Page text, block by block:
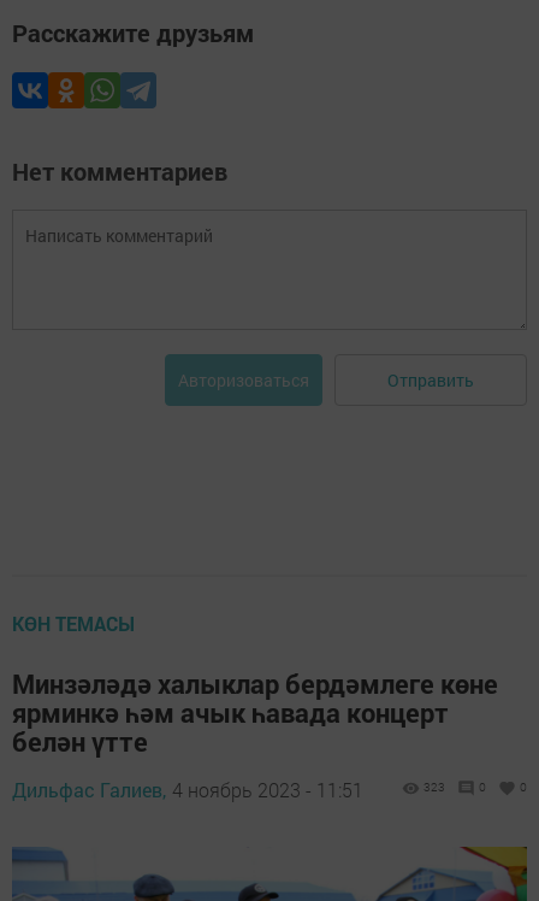
Расскажите друзьям
Нет комментариев
Авторизоваться Отправить
КӨН ТЕМАСЫ
Минзәләдә халыклар бердәмлеге көне
ярминкә һәм ачык һавада концерт
белән үтте
Дильфас Галиев, 4 ноябрь 2023 - 11:51 323 0 0